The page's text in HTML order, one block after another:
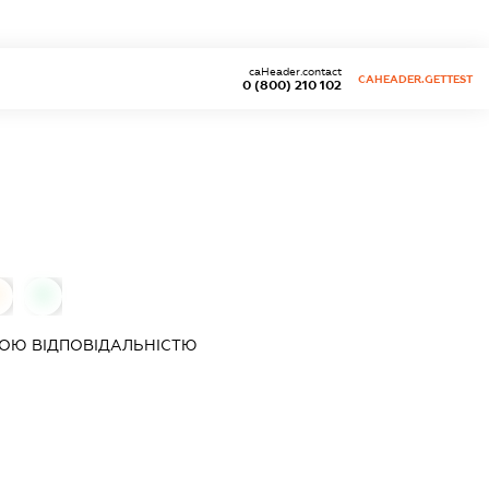
0 (800) 210 102
caHeader.contact
CAHEADER.GETTEST
ВІДПОВІДАЛЬНІСТЮ